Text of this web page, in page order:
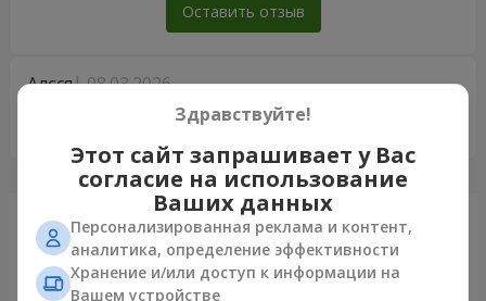
Алєся 08.03.2026
Оставить отзыв
Только что доставили
Здравствуйте!
Этот сайт запрашивает у Вас
согласие на использование
Ваших данных
Персонализированная реклама и контент,
аналитика, определение эффективности
Хранение и/или доступ к информации на
Вашем устройстве